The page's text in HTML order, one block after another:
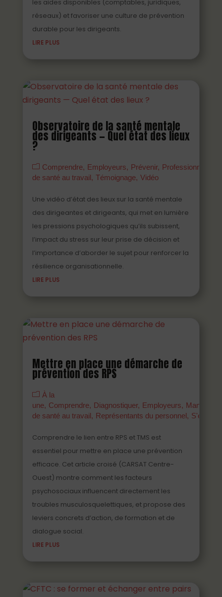
les aides disponibles (comptables, juridiques,
réseaux) et favoriser une culture de prévention
durable pour les dirigeants.
LIRE PLUS
Observatoire de la santé mentale
des dirigeants — Quel état des lieux
?
Comprendre Employeurs Prévenir
Professionnels
de santé au travail Témoignage Vidéo
Une vidéo d’état des lieux sur la santé mentale
des dirigeantes et dirigeants, qui met en lumière
les pressions psychologiques qu’ils subissent,
l’impact du stress sur leur prise de décision et
l’importance d’aborder le sujet pour renforcer la
résilience organisationnelle.
LIRE PLUS
Mettre en place une démarche de
prévention des RPS
À la
une
Comprendre Diagnostiquer Employeurs
Managers
de santé au travail
Représentants du personnel
Comprendre le lien entre RPS et TMS est
essentiel pour mettre en place une prévention
efficace. Cet article croisé (CARSAT Centre-
Ouest) montre comment les facteurs
psychosociaux influencent directement les
troubles musculosquelettiques, et propose des
leviers concrets d’action, de formation et de
dialogue social.
LIRE PLUS